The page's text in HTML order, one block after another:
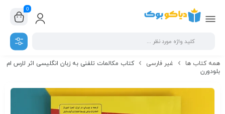
0
همه کتاب ها غیر فارسی
کتاب مکالمات تلفنی به زبان انگلیسی اثر لارس ام
بلودورن